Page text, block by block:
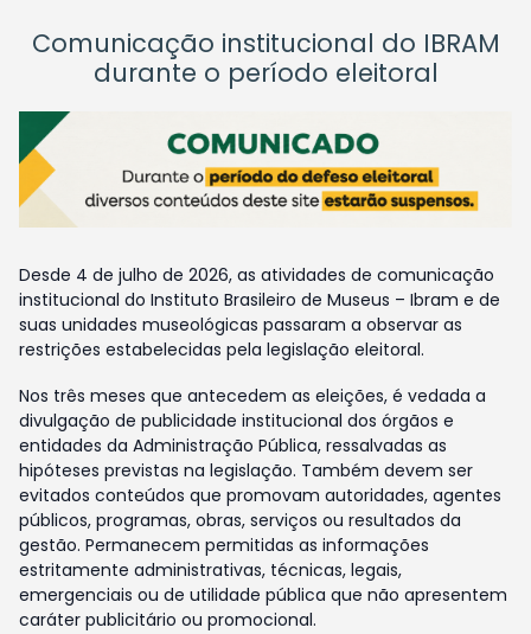
Comunicação institucional do IBRAM
durante o período eleitoral
Desde 4 de julho de 2026, as atividades de comunicação
institucional do Instituto Brasileiro de Museus – Ibram e de
suas unidades museológicas passaram a observar as
restrições estabelecidas pela legislação eleitoral.
Nos três meses que antecedem as eleições, é vedada a
divulgação de publicidade institucional dos órgãos e
entidades da Administração Pública, ressalvadas as
hipóteses previstas na legislação. Também devem ser
evitados conteúdos que promovam autoridades, agentes
públicos, programas, obras, serviços ou resultados da
gestão. Permanecem permitidas as informações
estritamente administrativas, técnicas, legais,
emergenciais ou de utilidade pública que não apresentem
caráter publicitário ou promocional.